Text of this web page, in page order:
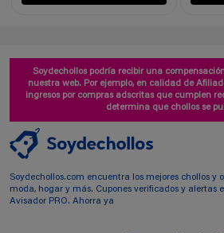
Soydechollos podría recibir una
nuestra web. Por ejemplo, en calidad de
ingresos por compras adscritas que cumplen
determina que chollos se
Soydechollos.com encuentra los mejores chollos y
moda, hogar y más. Cupones verificados y alertas
Avisador PRO. Ahorra ya